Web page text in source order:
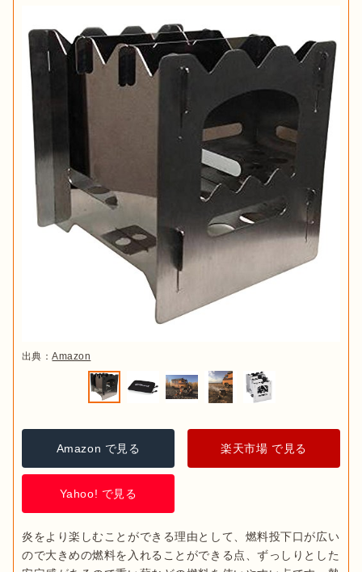
出典：Amazon
Amazon で見る 楽天市場 で見る
Yahoo! で見る
炎をより楽しむことができる理由として、燃料投下口が広い
ので大きめの燃料を入れることができる点、ずっしりとした